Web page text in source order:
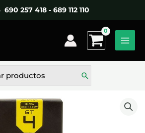
257 418 - 689 112 110